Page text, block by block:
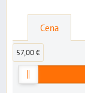
Cena
57,00 €